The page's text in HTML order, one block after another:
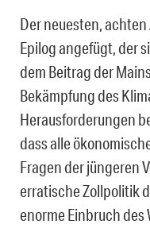
Der neuesten,
Epilog angefügt, der
dem Beitrag der
Bekämpfung des
Herausforderungen
dass alle
Fragen der jüngeren
erratische Zollpolitik
enorme Einbruch